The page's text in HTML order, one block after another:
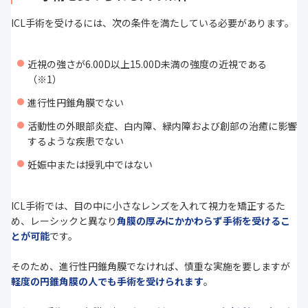
ICL手術を受けるには、次の条件を満たしている必要があります。
近視の強さが6.00D以上15.00D未満の強度の近視である
（※1）
進行性円錐角膜でない
活動性の外眼部炎症、白内障、緑内障および創部の治癒に影響
するような疾患でない
妊娠中または授乳中ではない
ICL手術では、目の中に小さなレンズを入れて視力を矯正するた
め、レーシックと異なり角膜の厚みにかかわらず手術を受けるこ
とが可能です。
そのため、進行性円錐角膜でなければ、慎重な実施を要しますが
軽度の円錐角膜の人でも手術を受けられます。